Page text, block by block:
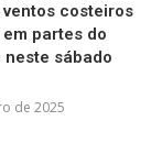
costeiros
partes do
neste sábado
de 2025